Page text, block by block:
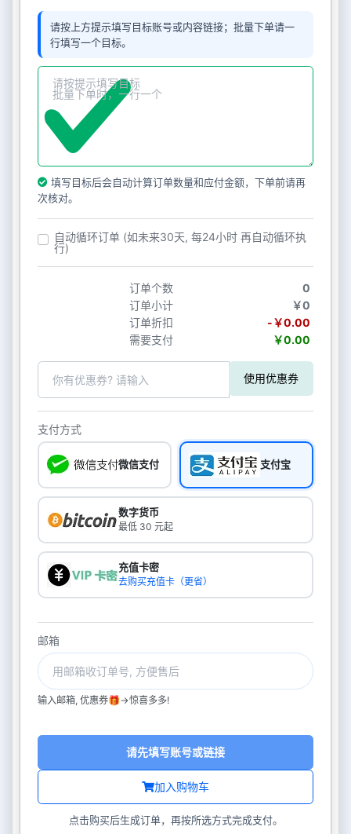
请按上方提示填写目标账号或内容链接；批量下单请一
行填写一个目标。
填写目标后会自动计算订单数量和应付金额，下单前请再
次核对。
自动循环订单 (如未来30天, 每24小时 再自动循环执
行)
订单个数
0
订单小计
￥0
订单折扣
-￥0.00
需要支付
￥0.00
使用优惠券
支付方式
微信支付 支付宝
数字货币
最低 30 元起
充值卡密
去购买充值卡（更省）
邮箱
输入邮箱, 优惠券🎁->惊喜多多!
加入购物车
请先填写账号或链接
点击购买后生成订单，再按所选方式完成支付。